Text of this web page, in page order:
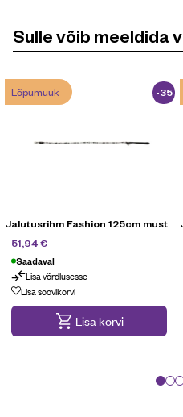
Sulle võib meeldida
Lõpumüük
-35
%
Jalutusrihm Fashion 125cm must
51,94€
Saadaval
Lõpumüük
Lisa võrdlusesse
Lisa soovikorvi
Lisa korvi